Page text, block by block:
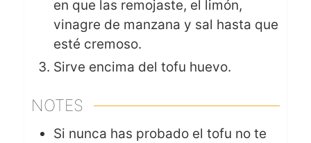
en que las remojaste, el limón,
vinagre de manzana y sal hasta que
esté cremoso.
Sirve encima del tofu huevo.
NOTES
Si nunca has probado el tofu no te